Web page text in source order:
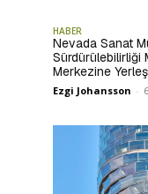
HABER
Nevada Sanat
Sürdürülebilirliği
Merkezine
Ezgi Johansson -